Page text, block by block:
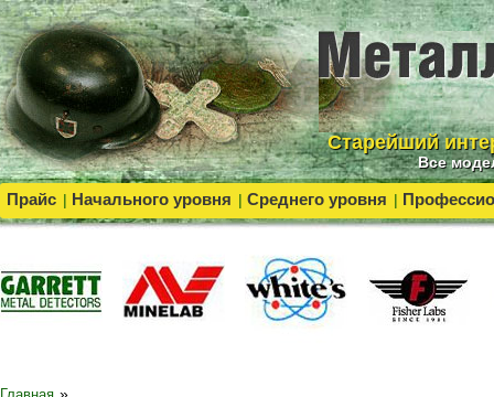
Cтарейший
Все
Прайс | Начального уровня | Среднего уровня |